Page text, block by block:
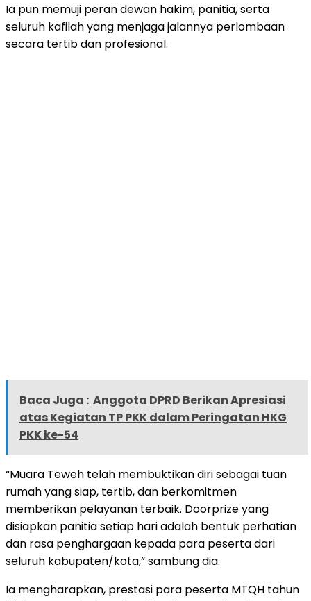
Ia pun memuji peran dewan hakim, panitia, serta
seluruh kafilah yang menjaga jalannya perlombaan
secara tertib dan profesional.
Baca Juga : Anggota DPRD Berikan Apresiasi
atas Kegiatan TP PKK dalam Peringatan HKG
PKK ke-54
“Muara Teweh telah membuktikan diri sebagai tuan
rumah yang siap, tertib, dan berkomitmen
memberikan pelayanan terbaik. Doorprize yang
disiapkan panitia setiap hari adalah bentuk perhatian
dan rasa penghargaan kepada para peserta dari
seluruh kabupaten/kota,” sambung dia.
Ia mengharapkan, prestasi para peserta MTQH tahun